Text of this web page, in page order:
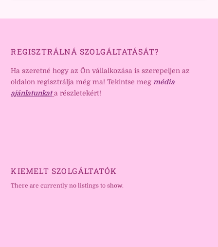
REGISZTRÁLNÁ SZOLGÁLTATÁSÁT?
Ha szeretné hogy az Ön vállalkozása is szerepeljen az
oldalon regisztrálja még ma! Tekintse meg média
ajánlatunkat a részletekért!
KIEMELT SZOLGÁLTATÓK
There are currently no listings to show.